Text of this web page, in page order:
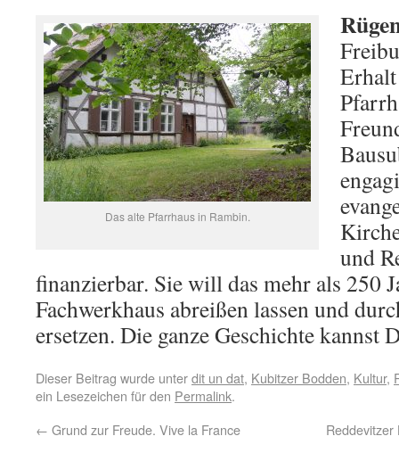
Das alte Pfarrhaus in Rambin.
und
finanzierbar. Sie will das mehr als 250
Fachwerkhaus abreißen lassen und
ersetzen. Die ganze Geschichte kannst
Dieser Beitrag wurde unterdit un dat, Kubitzer Bodden, Kultur,
ein Lesezeichen für den Permalink.
← Grund zur Freude. Vive la France